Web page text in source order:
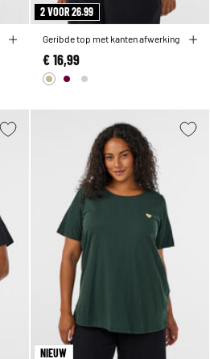
2 VOOR 26.99
Geribde top met kanten afwerking
€ 16,99
NIEUW